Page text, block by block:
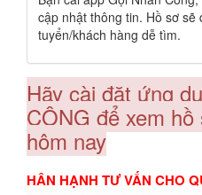
cập nhật thông tin. Hồ sơ
tuyển/khách hàng dễ tìm.
Hãy cài đặt ứng
CÔNG để xem
hôm nay
HÂN HẠNH TƯ VẤN CHO